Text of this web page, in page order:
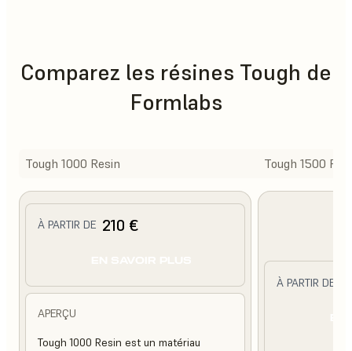
Comparez les résines Tough de
Formlabs
Tough 1000 Resin Tough 1500
À PARTIR DE 210 €
APERÇU
Tough 1000 Resin est un matériau
À PARTIR DE